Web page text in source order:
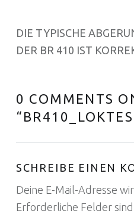
DIE TYPISCHE
DER BR 410 IST
0 COMMENTS
“
SCHREIBE EINEN
Deine E-Mail-Adresse
Erforderliche Felder